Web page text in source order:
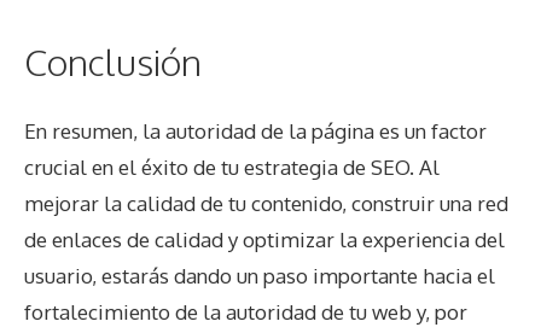
Conclusión
En resumen, la autoridad de la página es un factor
crucial en el éxito de tu estrategia de SEO. Al
mejorar la calidad de tu contenido, construir una red
de enlaces de calidad y optimizar la experiencia del
usuario, estarás dando un paso importante hacia el
fortalecimiento de la autoridad de tu web y, por